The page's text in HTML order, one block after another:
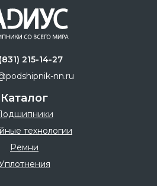
215-14-27
nn.ru
Каталог
технологии
Ремни